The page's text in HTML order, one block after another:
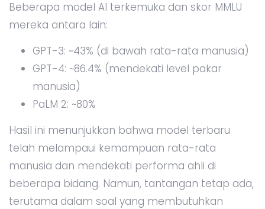
Beberapa model AI terkemuka dan skor MMLU
mereka antara lain:
GPT-3: ~43% (di bawah rata-rata manusia)
GPT-4: ~86.4% (mendekati level pakar
manusia)
PaLM 2: ~80%
Hasil ini menunjukkan bahwa model terbaru
telah melampaui kemampuan rata-rata
manusia dan mendekati performa ahli di
beberapa bidang. Namun, tantangan tetap ada,
terutama dalam soal yang membutuhkan